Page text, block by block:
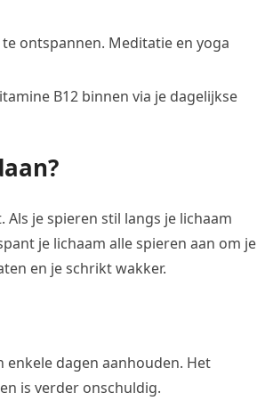
ontspannen. Meditatie en yoga
B12 binnen via je dagelijkse
je spieren stil langs je lichaam
je lichaam alle spieren aan om je
en je schrikt wakker.
dagen aanhouden. Het
is verder onschuldig.